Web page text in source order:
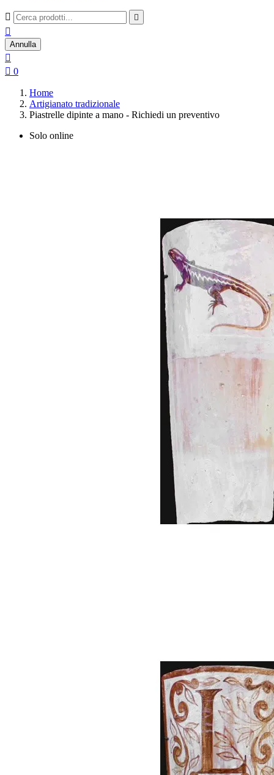
 

Annulla

 0
Home
Artigianato tradizionale
Piastrelle dipinte a mano - Richiedi un preventivo
Solo online